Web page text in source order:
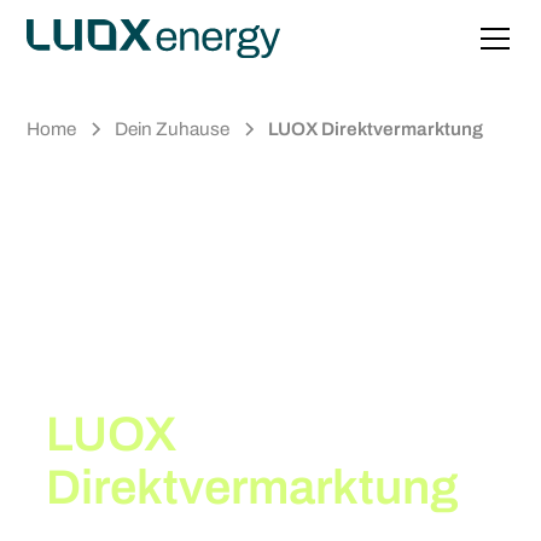
Home Dein Zuhause LUOX Direktvermarktung
LUOX
Direktvermarktung